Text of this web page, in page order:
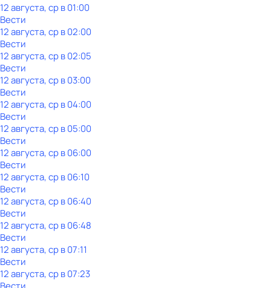
12 августа, ср в 01:00
Вести
12 августа, ср в 02:00
Вести
12 августа, ср в 02:05
Вести
12 августа, ср в 03:00
Вести
12 августа, ср в 04:00
Вести
12 августа, ср в 05:00
Вести
12 августа, ср в 06:00
Вести
12 августа, ср в 06:10
Вести
12 августа, ср в 06:40
Вести
12 августа, ср в 06:48
Вести
12 августа, ср в 07:11
Вести
12 августа, ср в 07:23